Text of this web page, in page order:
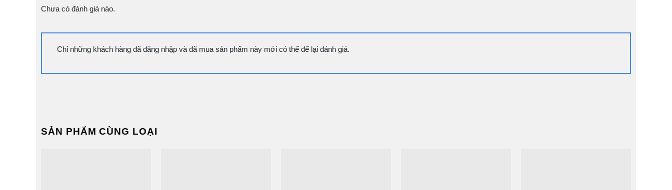
Chưa có đánh giá nào.
Chỉ những khách hàng đã đăng nhập và đã mua sản phẩm này mới có thể để lại đánh giá.
SẢN PHẨM CÙNG LOẠI